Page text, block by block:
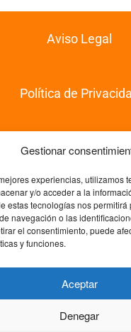
Gestionar
experiencias, utilizamos
y/o acceder a la
estas tecnologías nos permitirá
navegación o las
el consentimiento, puede
y funciones.
Aceptar
Denegar
Aviso Legal
Política de
Política de
Política de
Trabajo Fin de Máster.